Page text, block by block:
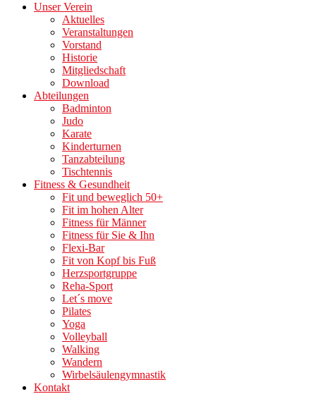
Unser Verein
Aktuelles
Veranstaltungen
Vorstand
Historie
Mitgliedschaft
Download
Abteilungen
Badminton
Judo
Karate
Kinderturnen
Tanzabteilung
Tischtennis
Fitness & Gesundheit
Fit und beweglich 50+
Fit im hohen Alter
Fitness für Männer
Fitness für Sie & Ihn
Flexi-Bar
Fit von Kopf bis Fuß
Herzsportgruppe
Reha-Sport
Let´s move
Pilates
Yoga
Volleyball
Walking
Wandern
Wirbelsäulengymnastik
Kontakt